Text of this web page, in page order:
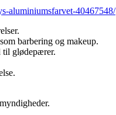
aluminiumsfarvet-40467548/
barbering og makeup.
til glødepærer.